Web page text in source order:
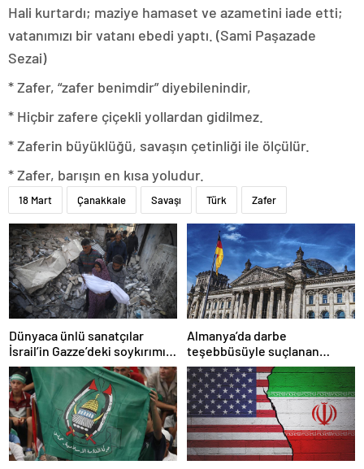
Hali kurtar­dı; maziye hamaset ve azametini iade etti;
vatanımızı bir vatanı ebedi yaptı. (Sami Paşazade
Sezai)
* Zafer, “zafer benimdir” diyebilenindir,
* Hiçbir zafere çiçekli yollardan gidilmez.
* Zaferin büyüklüğü, savaşın çetinliği ile ölçülür.
* Zafer, barışın en kısa yoludur.
18 Mart Çanakkale Savaşı Türk Zafer
Dünyaca ünlü sanatçılar
İsrail’in Gazze’deki soykırımını
kınadı
Almanya’da darbe
teşebbüsüyle suçlanan
örgüte ait dernek yasaklandı